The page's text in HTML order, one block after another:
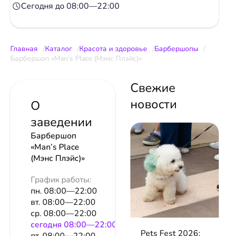
Сегодня до 08:00—22:00
Главная Каталог Красота и здоровье
Барбершопы
Барбершоп «Man’s Place (Мэнс Плэйс)»
О
заведении
Барбершоп
«Man’s Place
(Мэнс Плэйс)»
График работы:
пн. 08:00—22:00
вт. 08:00—22:00
ср. 08:00—22:00
сeгодня 08:00—22:00
Свежие
новости
Pets Fest 2026: